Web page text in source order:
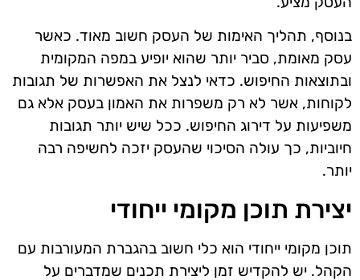
בנוסף, תהליך האימות של העסק חשוב מאוד. כאשר
עסק מאומת, סביר יותר שהוא יופיע במפה המקומית
ובתוצאות החיפוש. כדאי לנצל את האפשרות של תגובות
לקוחות, אשר לא רק משפרות את האמון בעסק אלא גם
משפיעות על דירוג החיפוש. ככל שיש יותר תגובות
חיוביות, כך עולה הסיכוי שהעסק יזכה לחשיפה רבה
יותר.
יצירת תוכן מקומי ייחודי
תוכן מקומי ייחודי הוא כלי חשוב בהגברת המעורבות עם
הקהל. יש להקדיש זמן ליצירת תכנים שמדברים על